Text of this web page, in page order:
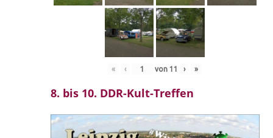
« ‹ von 11 › »
8. bis 10. DDR-Kult-Treffen